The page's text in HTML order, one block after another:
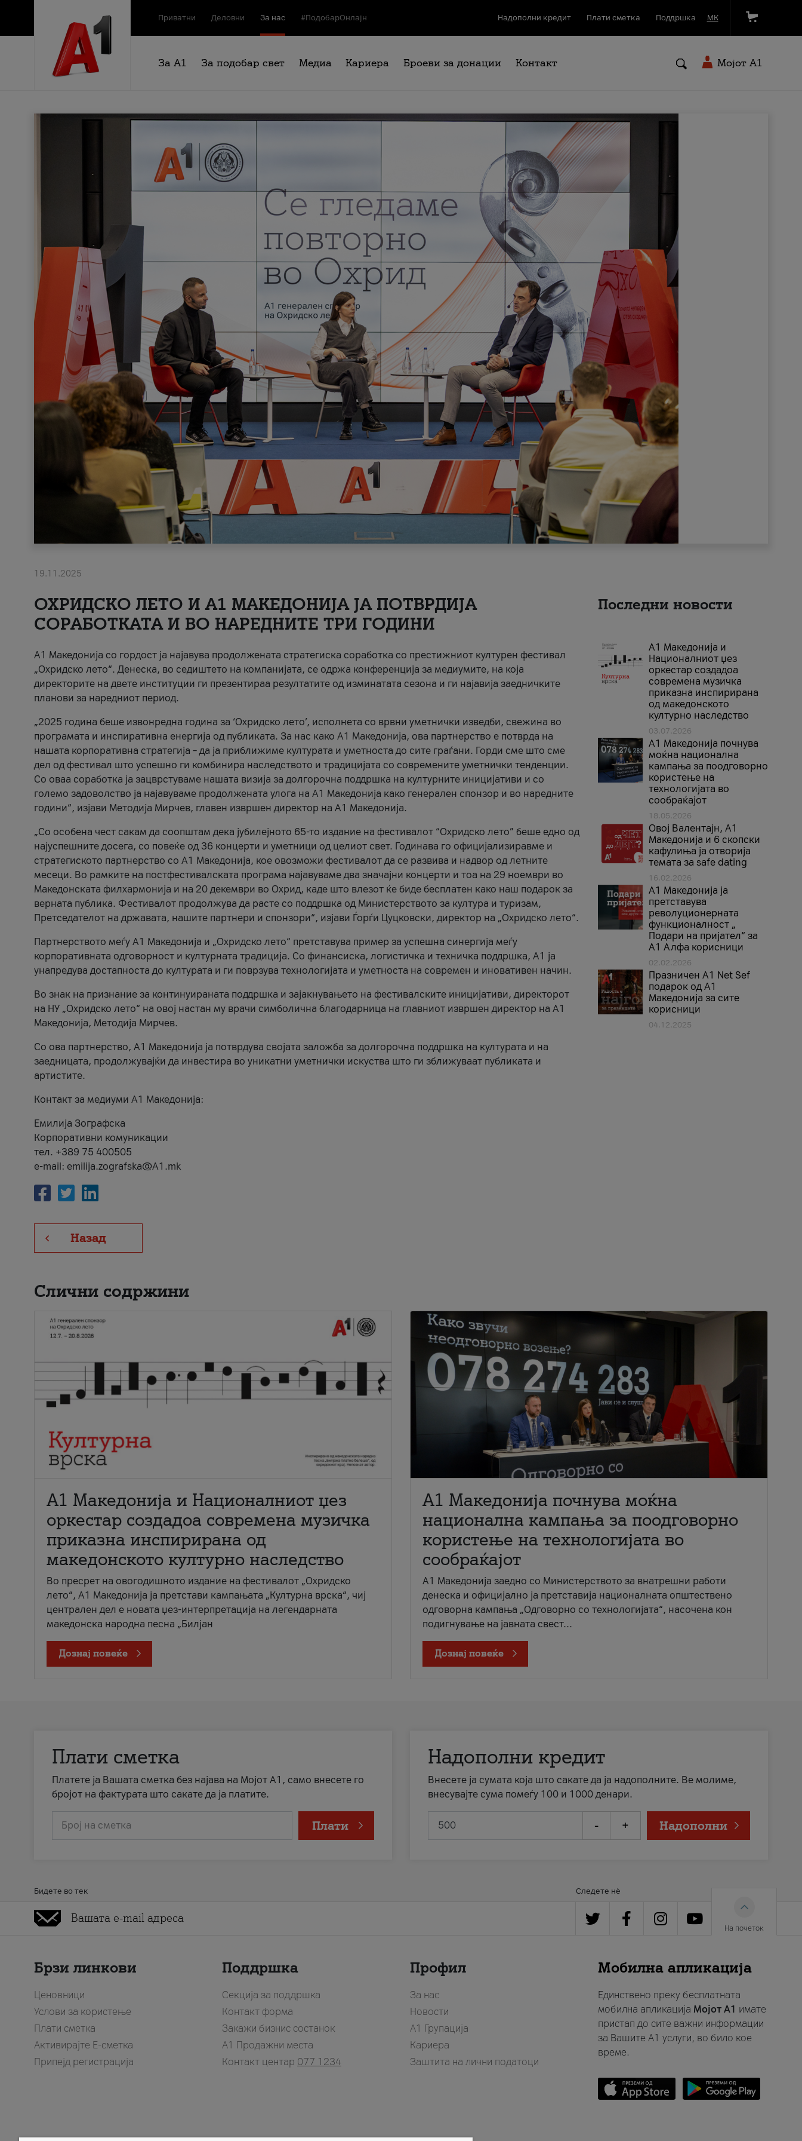
Приватни Деловни За нас #ПодобарОнлајн Надополни кредит Плати сметка Поддршка МК
За А1 За подобар свет Медиа Кариера Броеви за донации Контакт Мојот A1
19.11.2025
ОХРИДСКО ЛЕТО И A1 МАКЕДОНИЈА ЈА ПОТВРДИЈА
СОРАБОТКАТА И ВО НАРЕДНИТЕ ТРИ ГОДИНИ
A1 Македонија со гордост ја најавува продолжената стратегиска соработка со престижниот културен фестивал
„Охридско лето“. Денеска, во седиштето на компанијата, се одржа конференција за медиумите, на која
директорите на двете институции ги презентираа резултатите од изминатата сезона и ги најавија заедничките
планови за наредниот период.
„2025 година беше извонредна година за ‘Охридско лето’, исполнета со врвни уметнички изведби, свежина во
програмата и инспиративна енергија од публиката. За нас како A1 Македонија, ова партнерство е потврда на
нашата корпоративна стратегија – да ја приближиме културата и уметноста до сите граѓани. Горди сме што сме
дел од фестивал што успешно ги комбинира наследството и традицијата со современите уметнички тенденции.
Со оваа соработка ја зацврстуваме нашата визија за долгорочна поддршка на културните иницијативи и со
големо задоволство ја најавуваме продолжената улога на A1 Македонија како генерален спонзор и во наредните
години“, изјави Методија Мирчев, главен извршен директор на A1 Македонија.
„Со особена чест сакам да соопштам дека јубилејното 65-то издание на фестивалот “Охридско лето” беше едно од
најуспешните досега, со повеќе од 36 концерти и уметници од целиот свет. Годинава го официјализиравме и
стратегиското партнерство со А1 Македонија, кое овозможи фестивалот да се развива и надвор од летните
месеци. Во рамките на постфестивалската програма најавуваме два значајни концерти и тоа на 29 ноември во
Македонската филхармонија и на 20 декември во Охрид, каде што влезот ќе биде бесплатен како наш подарок за
верната публика. Фестивалот продолжува да расте со поддршка од Министерството за култура и туризам,
Претседателот на државата, нашите партнери и спонзори“, изјави Ѓорѓи Цуцковски, директор на „Охридско лето“.
Партнерството меѓу A1 Македонија и „Охридско лето“ претставува пример за успешна синергија меѓу
корпоративната одговорност и културната традиција. Со финансиска, логистичка и техничка поддршка, A1 ја
унапредува достапноста до културата и ги поврзува технологијата и уметноста на современ и иновативен начин.
Во знак на признание за континуираната поддршка и зајакнувањето на фестивалските иницијативи, директорот
на НУ „Охридско лето“ на овој настан му врачи симболична благодарница на главниот извршен директор на A1
Македонија, Методија Мирчев.
Со ова партнерство, A1 Македонија ја потврдува својата заложба за долгорочна поддршка на културата и на
заедницата, продолжувајќи да инвестира во уникатни уметнички искуства што ги зближуваат публиката и
артистите.
Контакт за медиуми А1 Македонија:
Емилија Зографска
Корпоративни комуникации
тел. +389 75 400505
e-mail: emilija.zografska@A1.mk
Назад
Последни новости
А1 Македонија и
Националниот џез
оркестар создадоа
современа музичка
приказна инспирирана
од македонското
културно наследство
03.07.2026
A1 Македонија почнува
моќна национална
кампања за поодговорно
користење на
технологијата во
сообраќајот
18.05.2026
Овој Валентајн, A1
Македонија и 6 скопски
кафулиња ја отворија
темата за safe dating
16.02.2026
А1 Македонија ја
претставува
револуционерната
функционалност „
Подари на пријател“ за
А1 Алфа корисници
02.02.2026
Празничен A1 Net Sеf
подарок од А1
Македонија за сите
корисници
04.12.2025
Слични содржини
А1 Македонија и Националниот џез
оркестар создадоа современа музичка
приказна инспирирана од
македонското културно наследство
Во пресрет на овогодишното издание на фестивалот „Охридско
лето“, А1 Македонија ја претстави кампањата „Културна врска“, чиј
централен дел е новата џез-интерпретација на легендарната
македонска народна песна „Билјан
Дознај повеќе
A1 Македонија почнува моќна
национална кампања за поодговорно
користење на технологијата во
сообраќајот
A1 Македонија заедно со Министерството за внатрешни работи
денеска и официјално ја претставија националната општествено
одговорна кампања „Одговорно со технологијата“, насочена кон
подигнување на јавната свест...
Дознај повеќе
Плати сметка
Платете ја Вашата сметка без најава на Мојот А1, само внесете го
бројот на фактурата што сакате да ја платите.
Број на сметка Плати
Надополни кредит
Внесете ја сумата која што сакате да ја надополните. Ве молиме,
внесувајте сума помеѓу 100 и 1000 денари.
- + Надополни
Бидете во тек Следете нè
На почеток
Брзи линкови
Ценовници
Услови за користење
Плати сметка
Активирајте Е-сметка
Припејд регистрација
Поддршка
Секција за поддршка
Контакт форма
Закажи бизнис состанок
A1 Продажни места
Контакт центар 077 1234
Профил
За нас
Новости
А1 Групација
Кариера
Заштита на лични податоци
Мобилна апликација
Единствено преку бесплатната
мобилна апликација Мојот A1 имате
пристап до сите важни информации
за Вашите A1 услуги, во било кое
време.